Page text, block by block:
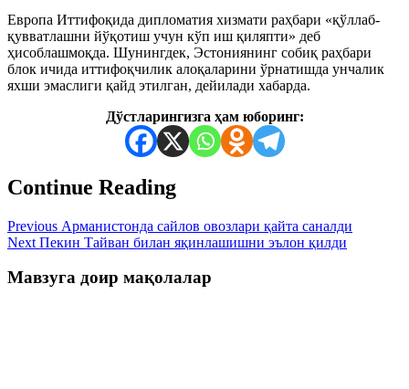
Европа Иттифоқида дипломатия хизмати раҳбари «қўллаб-
қувватлашни йўқотиш учун кўп иш қиляпти» деб
ҳисоблашмоқда. Шунингдек, Эстониянинг собиқ раҳбари
блок ичида иттифоқчилик алоқаларини ўрнатишда унчалик
яхши эмаслиги қайд этилган, дейилади хабарда.
Дўстларингизга ҳам юборинг:
Continue Reading
Previous Арманистонда сайлов овозлари қайта саналди
Next Пекин Тайван билан яқинлашишни эълон қилди
Мавзуга доир мақолалар